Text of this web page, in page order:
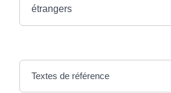
étrangers
Textes de référence